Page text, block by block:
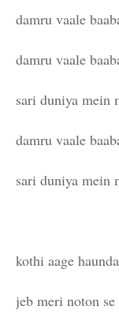
damru vaale
damru vaale
sari duniya mein
damru vaale
sari duniya mein
kothi aage
jeb meri noton